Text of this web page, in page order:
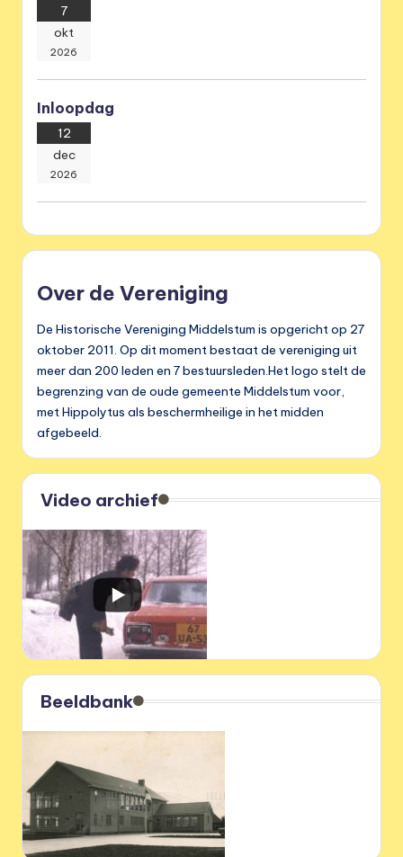
7
okt
2026
Inloopdag
12
dec
2026
Over de Vereniging
De Historische Vereniging Middelstum is opgericht op 27
oktober 2011. Op dit moment bestaat de vereniging uit
meer dan 200 leden en 7 bestuursleden.Het logo stelt de
begrenzing van de oude gemeente Middelstum voor,
met Hippolytus als beschermheilige in het midden
afgebeeld.
Video archief
Beeldbank